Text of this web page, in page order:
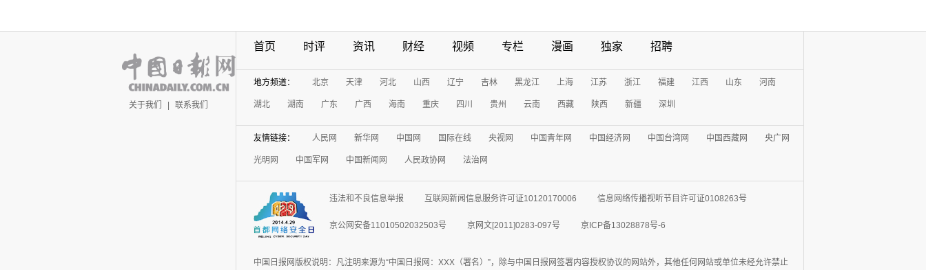
关于我们 联系我们
首页 时评 资讯 财经 视频 专栏 漫画 独家 招聘
地方频道： 北京 天津 河北 山西 辽宁 吉林 黑龙江 上海 江苏 浙江 福建 江西 山东 河南
湖北 湖南 广东 广西 海南 重庆 四川 贵州 云南 西藏 陕西 新疆 深圳
友情链接： 人民网 新华网 中国网 国际在线 央视网 中国青年网 中国经济网 中国台湾网 中国西藏网 央广网
光明网 中国军网 中国新闻网 人民政协网 法治网
违法和不良信息举报 互联网新闻信息服务许可证10120170006 信息网络传播视听节目许可证0108263号
京公网安备11010502032503号 京网文[2011]0283-097号 京ICP备13028878号-6
中国日报网版权说明：凡注明来源为“中国日报网：XXX（署名）”，除与中国日报网签署内容授权协议的网站外，其他任何网站或单位未经允许禁止